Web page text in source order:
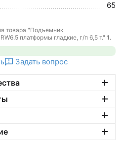
65
товара "Подъемник
платформы гладкие, г/п 6,5 т." 1.
Задать вопрос